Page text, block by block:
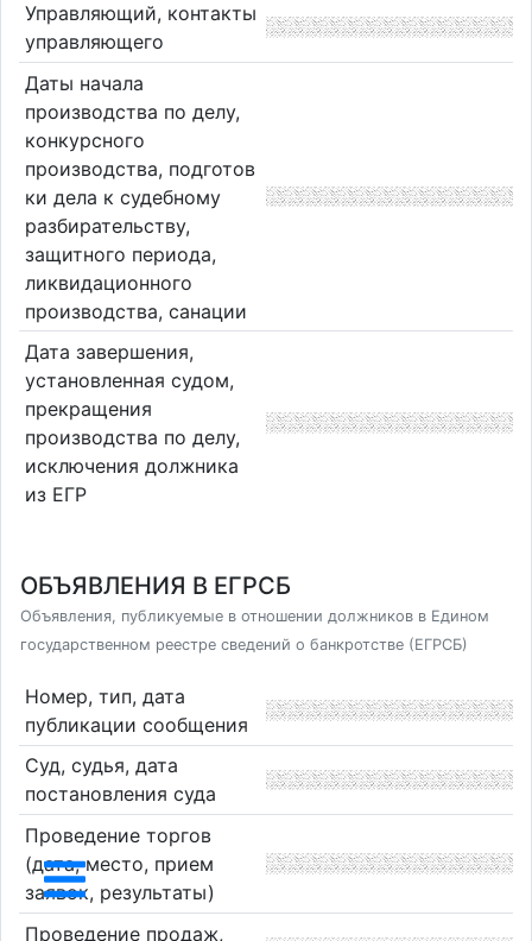
Управляющий, контакты
управляющего
Даты начала
производства по делу,
конкурсного
производства, подготов
ки дела к судебному
разбирательству,
защитного периода,
ликвидационного
производства, санации
Дата завершения,
установленная судом,
прекращения
производства по делу,
исключения должника
из ЕГР
ОБЪЯВЛЕНИЯ В ЕГРСБ
Объявления, публикуемые в отношении должников в Едином
государственном реестре сведений о банкротстве (ЕГРСБ)
Номер, тип, дата
публикации сообщения
Суд, судья, дата
постановления суда
Проведение торгов
(дата, место, прием
заявок, результаты)
Проведение продаж,